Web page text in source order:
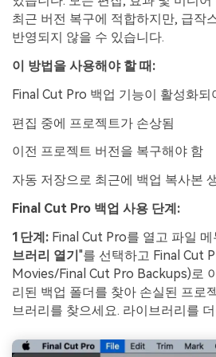
최근 버전 복구에 적합하지만, 급작
반영되지 않을 수 있습니다.
이 방법을 사용해야 할 때:
Final Cut Pro 백업 기능이 활성화되
편집 중에 프로젝트가 손상됨
이전 프로젝트 버전을 복구해야 함
자동 저장으로 최근에 백업 복사본
Final Cut Pro 백업 사용 단계:
1단계: Final Cut Pro를 열고 파일
브러리 열기"를 선택하고 Final Cut
Movies/Final Cut Pro Backups)로
리된 백업 폴더를 찾아 손실된 프로
브러리를 찾으세요. 라이브러리를